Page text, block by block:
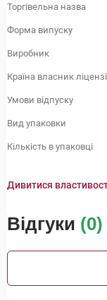
Торгівельна назва
Форма випуску
Виробник
Країна власник
Умови відпуску
Вид упаковки
Кількість в упаковці
Дивитися
Відгуки (0)